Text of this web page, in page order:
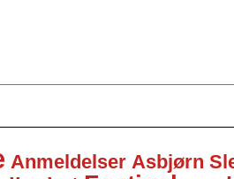
Anmeldelser Asbjørn